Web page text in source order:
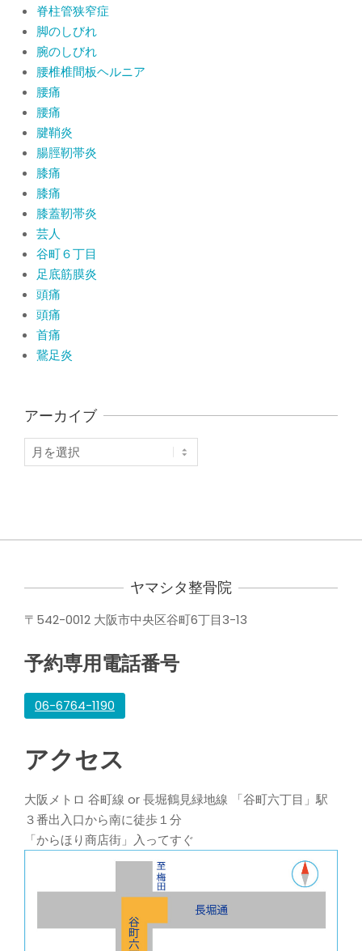
脊柱管狭窄症
脚のしびれ
腕のしびれ
腰椎椎間板ヘルニア
腰痛
腰痛
腱鞘炎
腸脛靭帯炎
膝痛
膝痛
膝蓋靭帯炎
芸人
谷町６丁目
足底筋膜炎
頭痛
頭痛
首痛
鵞足炎
アーカイブ
ア
ー
ヤマシタ整骨院
〒542-0012 大阪市中央区谷町6丁目3-13
予約専用電話番号
06-6764-1190
アクセス
大阪メトロ 谷町線 or 長堀鶴見緑地線 「谷町六丁目」駅
３番出入口から南に徒歩１分
「からほり商店街」入ってすぐ